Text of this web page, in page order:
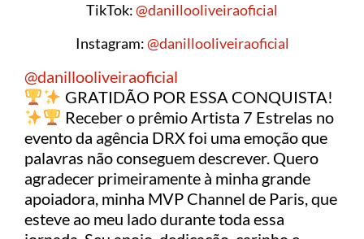
TikTok:@danillooliveiraoficial
Instagram:@danillooliveiraoficial
@danillooliveiraoficial
GRATIDÃO POR ESSA CONQUISTA!
Receber o prêmio Artista 7 Estrelas no
evento da agência DRX foi uma emoção que
palavras não conseguem descrever. Quero
agradecer primeiramente à minha grande
apoiadora, minha MVP Channel de Paris, que
esteve ao meu lado durante toda essa